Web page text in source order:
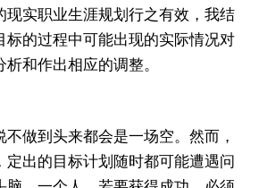
现实职业生涯规划行之有效，我结
标的过程中可能出现的实际情况对
和作出相应的调整。
做到头来都会是一场空。然而，
定出的目标计划随时都可能遭遇问